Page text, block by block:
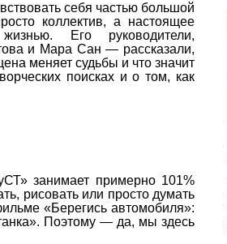
себя частью большой
коллектив, а настоящее
Его руководители,
и Мара Сан — рассказали,
меняет судьбы и что значит
поисках и о том, как
занимает примерно 101%
рисовать или просто думать
«Берегись автомобиля»:
Поэтому — да, мы здесь